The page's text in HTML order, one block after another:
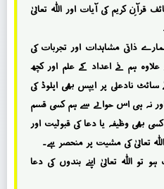
قرآنِ کریم کی آیات اور اللہ تعالیٰ
ذاتی مشاہدات اور تجربات کی
علاوہ ہم نے اعداد کے علم اور کچھ
سائٹ نادعلی پر ایپس بھی اپلوڈ کی
فیصد نہیں اور نہ ہی اس حوالے سے ہم کسی قسم
بھی وظیفہ یا دعا کی قبولیت اور
تعالیٰ کی مشیت پر منحصر ہے۔
اللہ تعالیٰ اپنے بندوں کی دعا